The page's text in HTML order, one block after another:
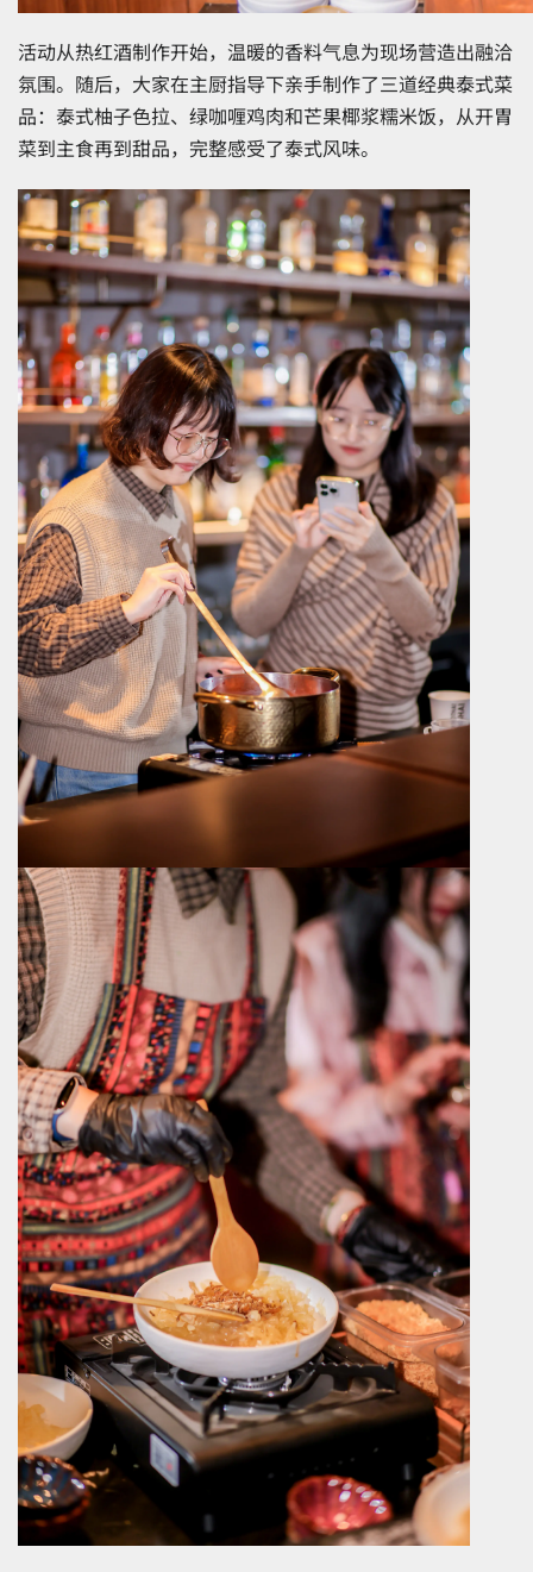
活动从热红酒制作开始，温暖的香料气息为现场营造出融洽
氛围。随后，大家在主厨指导下亲手制作了三道经典泰式菜
品：泰式柚子色拉、绿咖喱鸡肉和芒果椰浆糯米饭，从开胃
菜到主食再到甜品，完整感受了泰式风味。